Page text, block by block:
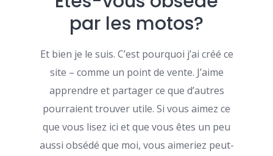
par les motos?
Et bien je le suis. C’est pourquoi j’ai créé ce
site – comme un point de vente. J’aime
apprendre et partager ce que d’autres
pourraient trouver utile. Si vous aimez ce
que vous lisez ici et que vous êtes un peu
aussi obsédé que moi, vous aimeriez peut-